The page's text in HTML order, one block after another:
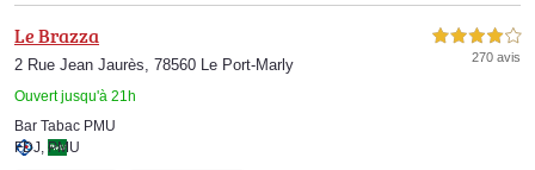
Le Brazza
2 Rue Jean Jaurès, 78560 Le Port-Marly
Ouvert jusqu'à 21h
4,0 étoiles sur 5
270 avis
Bar Tabac PMU
FDJ, PMU